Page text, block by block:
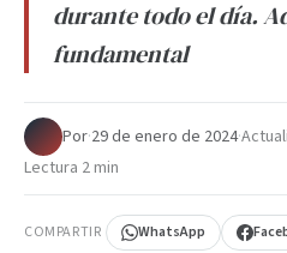
durante todo el día.
fundamental
Por·29 de enero de 2024·
Lectura 2 min
COMPARTIR WhatsApp